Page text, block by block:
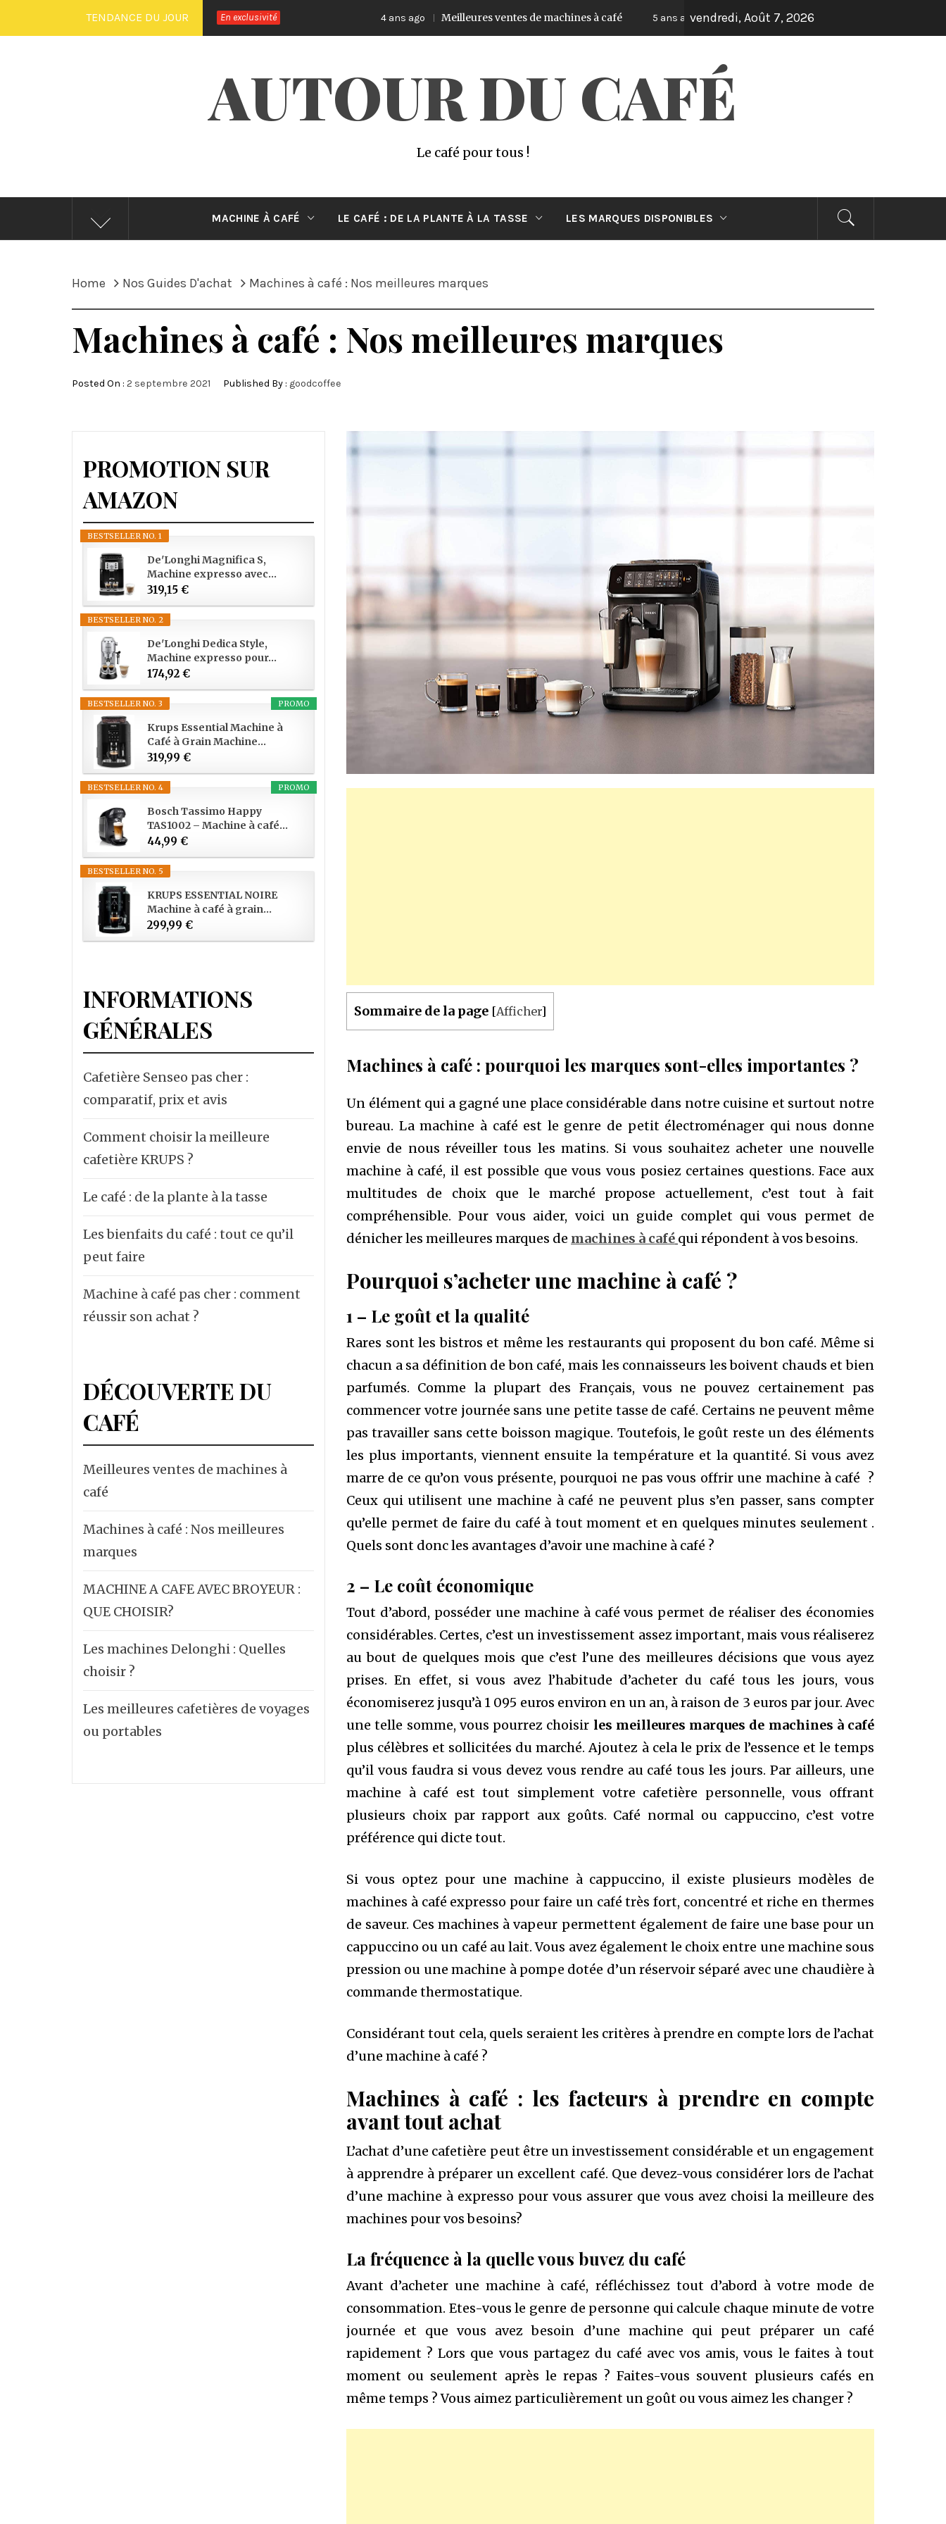
to
TENDANCE DU JOUR En exclusivité 4 ans ago Meilleures ventes de machines à café 5 ans ago Machines à café : Nos meilleures marques
vendredi, Août 7, 2026
AUTOUR DU CAFÉ
Le café pour tous !
MACHINE À CAFÉ LE CAFÉ : DE LA PLANTE À LA TASSE LES MARQUES DISPONIBLES
Home Nos Guides D'achat Machines à café : Nos meilleures marques
Machines à café : Nos meilleures marques
Posted On : 2 septembre 2021 Published By : goodcoffee
Sommaire de la page [Afficher]
Machines à café : pourquoi les marques sont-elles importantes ?
Un élément qui a gagné une place considérable dans notre cuisine et surtout notre
bureau. La machine à café est le genre de petit électroménager qui nous donne
envie de nous réveiller tous les matins. Si vous souhaitez acheter une nouvelle
machine à café, il est possible que vous vous posiez certaines questions. Face aux
multitudes de choix que le marché propose actuellement, c’est tout à fait
compréhensible. Pour vous aider, voici un guide complet qui vous permet de
dénicher les meilleures marques de machines à café qui répondent à vos besoins.
Pourquoi s’acheter une machine à café ?
1 – Le goût et la qualité
Rares sont les bistros et même les restaurants qui proposent du bon café. Même si
chacun a sa définition de bon café, mais les connaisseurs les boivent chauds et bien
parfumés. Comme la plupart des Français, vous ne pouvez certainement pas
commencer votre journée sans une petite tasse de café. Certains ne peuvent même
pas travailler sans cette boisson magique. Toutefois, le goût reste un des éléments
les plus importants, viennent ensuite la température et la quantité. Si vous avez
marre de ce qu’on vous présente, pourquoi ne pas vous offrir une machine à café ?
Ceux qui utilisent une machine à café ne peuvent plus s’en passer, sans compter
qu’elle permet de faire du café à tout moment et en quelques minutes seulement .
Quels sont donc les avantages d’avoir une machine à café ?
2 – Le coût économique
Tout d’abord, posséder une machine à café vous permet de réaliser des économies
considérables. Certes, c’est un investissement assez important, mais vous réaliserez
au bout de quelques mois que c’est l’une des meilleures décisions que vous ayez
prises. En effet, si vous avez l’habitude d’acheter du café tous les jours, vous
économiserez jusqu’à 1 095 euros environ en un an, à raison de 3 euros par jour. Avec
une telle somme, vous pourrez choisir les meilleures marques de machines à café
plus célèbres et sollicitées du marché. Ajoutez à cela le prix de l’essence et le temps
qu’il vous faudra si vous devez vous rendre au café tous les jours. Par ailleurs, une
machine à café est tout simplement votre cafetière personnelle, vous offrant
plusieurs choix par rapport aux goûts. Café normal ou cappuccino, c’est votre
préférence qui dicte tout.
Si vous optez pour une machine à cappuccino, il existe plusieurs modèles de
machines à café expresso pour faire un café très fort, concentré et riche en thermes
de saveur. Ces machines à vapeur permettent également de faire une base pour un
cappuccino ou un café au lait. Vous avez également le choix entre une machine sous
pression ou une machine à pompe dotée d’un réservoir séparé avec une chaudière à
commande thermostatique.
Considérant tout cela, quels seraient les critères à prendre en compte lors de l’achat
d’une machine à café ?
Machines à café : les facteurs à prendre en compte
avant tout achat
L’achat d’une cafetière peut être un investissement considérable et un engagement
à apprendre à préparer un excellent café. Que devez-vous considérer lors de l’achat
d’une machine à expresso pour vous assurer que vous avez choisi la meilleure des
machines pour vos besoins?
La fréquence à la quelle vous buvez du café
Avant d’acheter une machine à café, réfléchissez tout d’abord à votre mode de
consommation. Etes-vous le genre de personne qui calcule chaque minute de votre
journée et que vous avez besoin d’une machine qui peut préparer un café
rapidement ? Lors que vous partagez du café avec vos amis, vous le faites à tout
moment ou seulement après le repas ? Faites-vous souvent plusieurs cafés en
même temps ? Vous aimez particulièrement un goût ou vous aimez les changer ?
PROMOTION SUR
AMAZON
BESTSELLER NO. 1
De'Longhi Magnifica S,
Machine expresso avec...
319,15 €
BESTSELLER NO. 2
De'Longhi Dedica Style,
Machine expresso pour...
174,92 €
PROMO
BESTSELLER NO. 3
Krups Essential Machine à
Café à Grain Machine...
319,99 €
PROMO
BESTSELLER NO. 4
Bosch Tassimo Happy
TAS1002 – Machine à café...
44,99 €
BESTSELLER NO. 5
KRUPS ESSENTIAL NOIRE
Machine à café à grain...
299,99 €
INFORMATIONS
GÉNÉRALES
Cafetière Senseo pas cher :
comparatif, prix et avis
Comment choisir la meilleure
cafetière KRUPS ?
Le café : de la plante à la tasse
Les bienfaits du café : tout ce qu’il
peut faire
Machine à café pas cher : comment
réussir son achat ?
DÉCOUVERTE DU
CAFÉ
Meilleures ventes de machines à
café
Machines à café : Nos meilleures
marques
MACHINE A CAFE AVEC BROYEUR :
QUE CHOISIR?
Les machines Delonghi : Quelles
choisir ?
Les meilleures cafetières de voyages
ou portables